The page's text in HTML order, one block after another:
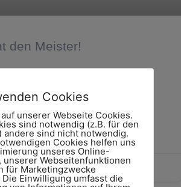
den Meister!
auf der Baustelle, überbetrieblichen
in der Berufsschule war es für
der Zeit für ein Sonderprojekt
Cookies
unserer Webseite Cookies.
sind notwendig (z.B. für den
andere sind nicht notwendig.
Cookies helfen uns
unseres Online-
unserer Webseitenfunktionen
für Marketingzwecke
Einwilligung umfasst die